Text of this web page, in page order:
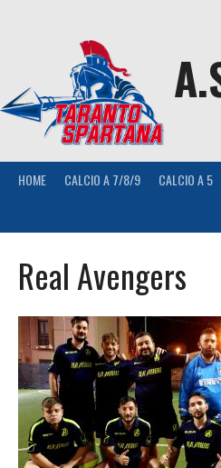
HOME CALCIO A 7/8/9 CALCIO A 5
Real Avengers